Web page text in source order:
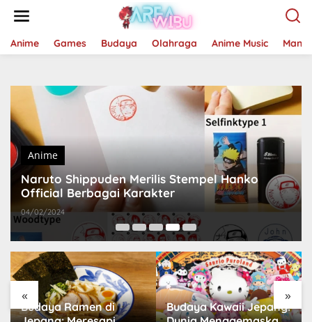
Anime Games Budaya Olahraga Anime Music
Anime
Naruto Shippuden Merilis Stempel Hanko
Official Berbagai Karakter
04/02/2024
« »
Budaya Ramen di
Budaya Kawaii Jepang: